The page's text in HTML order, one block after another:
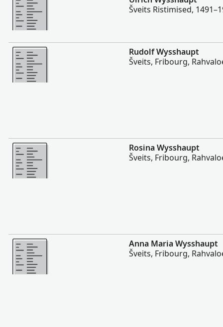
Šveits Ristimised,
Rohkem
Rudolf Wysshaupt
Šveits, Fribourg,
Rohkem
Rosina Wysshaupt
Šveits, Fribourg,
Rohkem
Anna Maria Wysshaupt
Šveits, Fribourg,